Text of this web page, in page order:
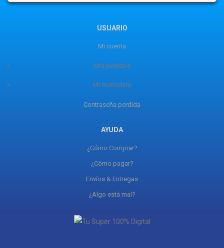
USUARIO
Mi cuenta
Mis pedidos
Mi monedero
Contraseña perdida
AYUDA
¿Cómo Comprar?
¿Cómo pagar?
Envíos & Entregas
¿Algo está mal?